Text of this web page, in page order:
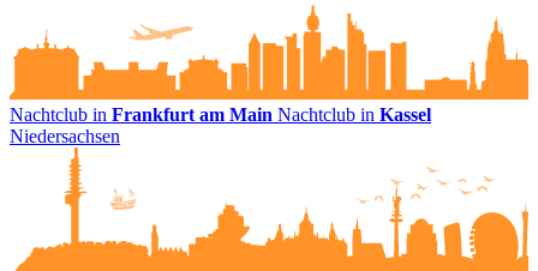
Nachtclub in Frankfurt am Main Nachtclub in Kassel
Niedersachsen